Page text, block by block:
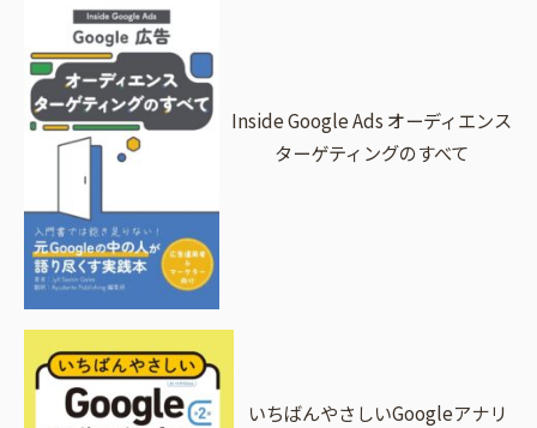
Inside Google Ads オーディエンス
ターゲティングのすべて
いちばんやさしいGoogleアナリ